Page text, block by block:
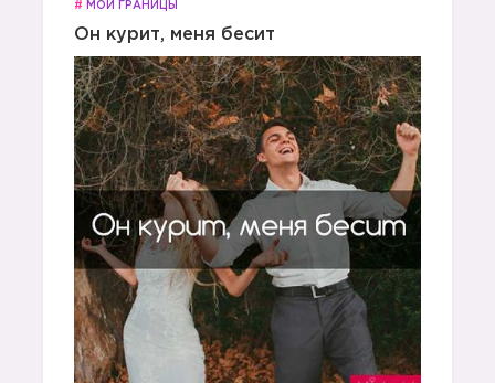
# МОИ ГРАНИЦЫ
Он курит, меня бесит